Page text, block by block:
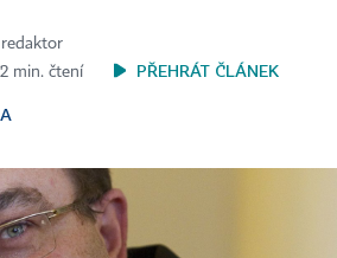
redaktor
2 min. čtení
PŘEHRÁT ČLÁNEK